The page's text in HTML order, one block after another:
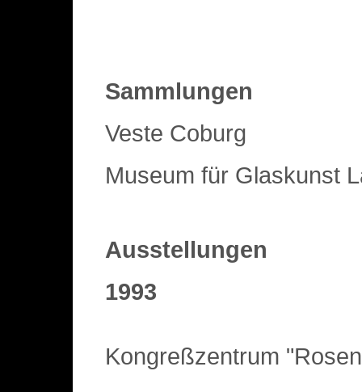
Sammlungen
Veste Coburg
Museum für Glaskunst
Ausstellungen
1993
Kongreßzentrum